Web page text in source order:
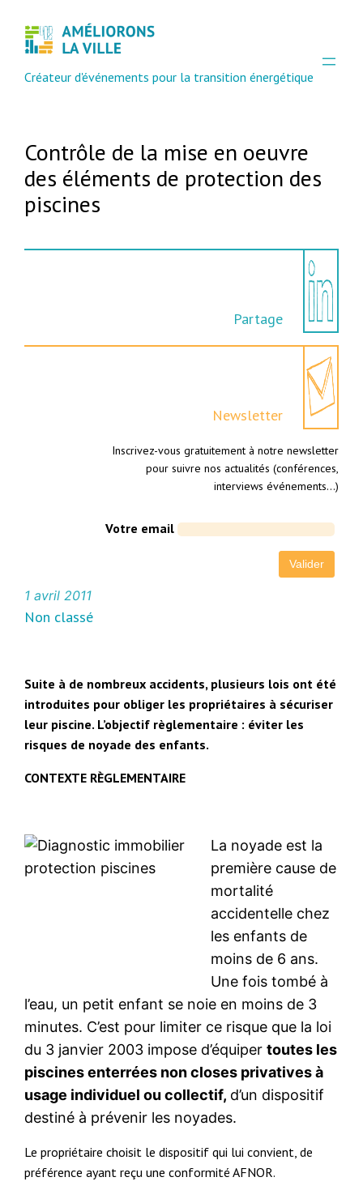
Créateur d'événements pour la transition énergétique
Contrôle de la mise en oeuvre
des éléments de protection des
piscines
Partage
Newsletter
Inscrivez-vous gratuitement à notre newsletter
pour suivre nos actualités (conférences,
interviews événements…)
Votre email
1 avril 2011
Non classé
Suite à de nombreux accidents, plusieurs lois ont été
introduites pour obliger les propriétaires à sécuriser
leur piscine. L’objectif règlementaire : éviter les
risques de noyade des enfants.
CONTEXTE RÈGLEMENTAIRE
La noyade est la
première cause de
mortalité
accidentelle chez
les enfants de
moins de 6 ans.
Une fois tombé à
l’eau, un petit enfant se noie en moins de 3
minutes. C’est pour limiter ce risque que la loi
du 3 janvier 2003 impose d’équipertoutes les
piscines enterrées non closes privatives à
usage individuel ou collectif, d’un dispositif
destiné à prévenir les noyades.
Le propriétaire choisit le dispositif qui lui convient, de
préférence ayant reçu une conformité AFNOR.